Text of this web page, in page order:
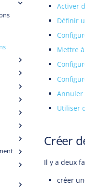
Activer
Définir
Mettre
Annuler
Utiliser
Créer
Il y a deux
créer